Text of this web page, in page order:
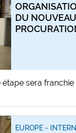
DU
sera franchie
EUROPE -